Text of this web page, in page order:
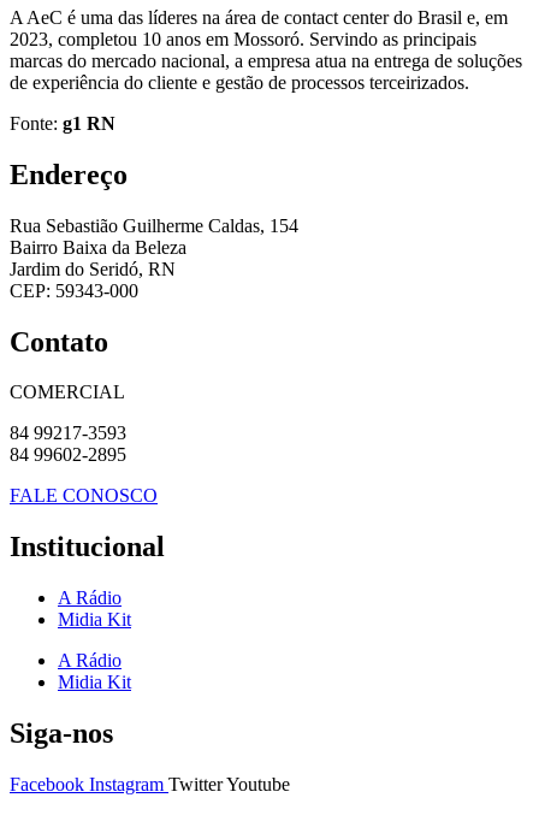
A AeC é uma das líderes na área de contact center do Brasil e, em
2023, completou 10 anos em Mossoró. Servindo as principais
marcas do mercado nacional, a empresa atua na entrega de soluções
de experiência do cliente e gestão de processos terceirizados.
Fonte: g1 RN
Endereço
Rua Sebastião Guilherme Caldas, 154
Bairro Baixa da Beleza
Jardim do Seridó, RN
CEP: 59343-000
Contato
COMERCIAL
84 99217-3593
84 99602-2895
FALE CONOSCO
Institucional
A Rádio
Midia Kit
A Rádio
Midia Kit
Siga-nos
Facebook Instagram TwitterYoutube